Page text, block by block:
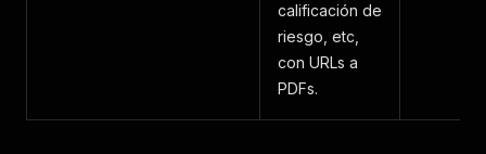
calificación de
riesgo, etc,
con URLs a
PDFs.